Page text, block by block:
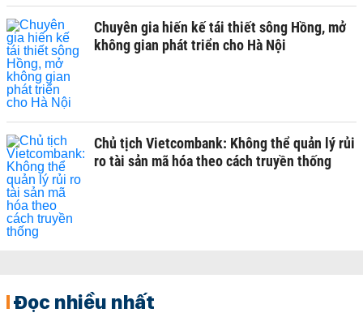
Chuyên gia hiến kế tái thiết sông Hồng, mở
không gian phát triển cho Hà Nội
Chủ tịch Vietcombank: Không thể quản lý rủi
ro tài sản mã hóa theo cách truyền thống
Đọc nhiều nhất